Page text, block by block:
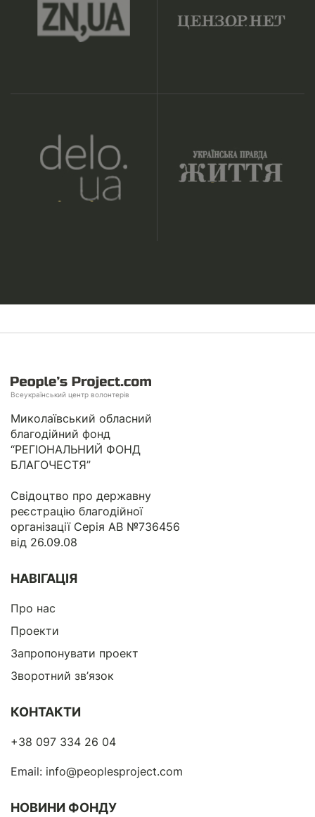
Всеукраїнський центр волонтерів
Миколаївський обласний
благодійний фонд
“РЕГІОНАЛЬНИЙ ФОНД
БЛАГОЧЕСТЯ”
Свідоцтво про державну
реєстрацію благодійної
організації Серія АВ №736456
від 26.09.08
НАВІГАЦІЯ
Про нас
Проекти
Запропонувати проект
Зворотний зв’язок
КОНТАКТИ
+38 097 334 26 04
Email: info@peoplesproject.com
НОВИНИ ФОНДУ